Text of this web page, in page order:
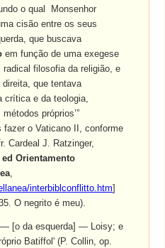
o qual Monsenhor
cisão entre os seus
que buscava
em função de uma exegese
filosofia da religião, e
direita, que tentava
crítica e da teologia,
próprios’”
fazer o Vaticano II, conforme
Cardeal J. Ratzinger,
Orientamento
,
interbiblconflitto.htm]
O negrito é meu).
— [o da esquerda] — Loisy; e
Batiffol' (P. Collin, op.